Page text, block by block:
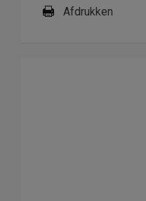
Afdrukken